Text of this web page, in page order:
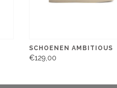
SCHOENEN AMBITIOUS
€129,00